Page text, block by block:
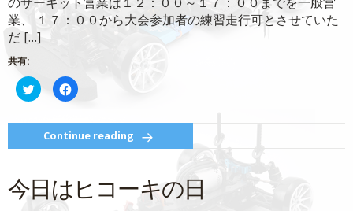
で
開
き
業、 １７：００から大会参加者の練習走行可とさせていた
だ […]
共有:
ク
リ
し
て
Twitter
で
(新
し
い
Facebook
で
す
る
に
は
ッ
ク
し
Continue reading
今日はヒコーキの日